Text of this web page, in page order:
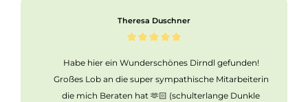
Theresa Duschner
Habe hier ein Wunderschönes Dirndl gefunden!
Großes Lob an die super sympathische Mitarbeiterin
die mich Beraten hat 🫶🏻 (schulterlange Dunkle